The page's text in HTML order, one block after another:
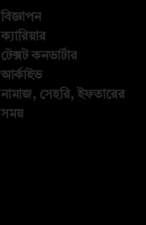
বিজ্ঞাপন
ক্যারিয়ার
টেক্সট কনভার্টার
আর্কাইভ
নামাজ, সেহরি, ইফতারের
সময়